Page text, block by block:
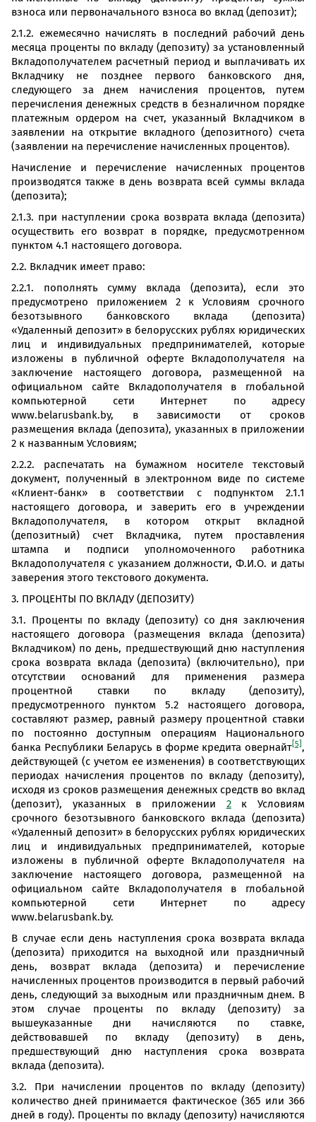
взноса или первоначального взноса во вклад (депозит);
2.1.2. ежемесячно начислять в последний рабочий день
месяца проценты по вкладу (депозиту) за установленный
Вкладополучателем расчетный период и выплачивать их
Вкладчику не позднее первого банковского дня,
следующего за днем начисления процентов, путем
перечисления денежных средств в безналичном порядке
платежным ордером на счет, указанный Вкладчиком в
заявлении на открытие вкладного (депозитного) счета
(заявлении на перечисление начисленных процентов).
Начисление и перечисление начисленных процентов
производятся также в день возврата всей суммы вклада
(депозита);
2.1.3. при наступлении срока возврата вклада (депозита)
осуществить его возврат в порядке, предусмотренном
пунктом 4.1 настоящего договора.
2.2. Вкладчик имеет право:
2.2.1. пополнять сумму вклада (депозита), если это
предусмотрено приложением 2 к Условиям срочного
безотзывного банковского вклада (депозита)
«Удаленный депозит» в белорусских рублях юридических
лиц и индивидуальных предпринимателей, которые
изложены в публичной оферте Вкладополучателя на
заключение настоящего договора, размещенной на
официальном сайте Вкладополучателя в глобальной
компьютерной сети Интернет по адресу
www.belarusbank.by, в зависимости от сроков
размещения вклада (депозита), указанных в приложении
2 к названным Условиям;
2.2.2. распечатать на бумажном носителе текстовый
документ, полученный в электронном виде по системе
«Клиент-банк» в соответствии с подпунктом 2.1.1
настоящего договора, и заверить его в учреждении
Вкладополучателя, в котором открыт вкладной
(депозитный) счет Вкладчика, путем проставления
штампа и подписи уполномоченного работника
Вкладополучателя с указанием должности, Ф.И.О. и даты
заверения этого текстового документа.
3. ПРОЦЕНТЫ ПО ВКЛАДУ (ДЕПОЗИТУ)
3.1. Проценты по вкладу (депозиту) со дня заключения
настоящего договора (размещения вклада (депозита)
Вкладчиком) по день, предшествующий дню наступления
срока возврата вклада (депозита) (включительно), при
отсутствии оснований для применения размера
процентной ставки по вкладу (депозиту),
предусмотренного пунктом 5.2 настоящего договора,
составляют размер, равный размеру процентной ставки
по постоянно доступным операциям Национального
банка Республики Беларусь в форме кредита овернайт [5] ,
действующей (с учетом ее изменения) в соответствующих
периодах начисления процентов по вкладу (депозиту),
исходя из сроков размещения денежных средств во вклад
(депозит), указанных в приложении 2к Условиям
срочного безотзывного банковского вклада (депозита)
«Удаленный депозит» в белорусских рублях юридических
лиц и индивидуальных предпринимателей, которые
изложены в публичной оферте Вкладополучателя на
заключение настоящего договора, размещенной на
официальном сайте Вкладополучателя в глобальной
компьютерной сети Интернет по адресу
www.belarusbank.by.
В случае если день наступления срока возврата вклада
(депозита) приходится на выходной или праздничный
день, возврат вклада (депозита) и перечисление
начисленных процентов производится в первый рабочий
день, следующий за выходным или праздничным днем. В
этом случае проценты по вкладу (депозиту) за
вышеуказанные дни начисляются по ставке,
действовавшей по вкладу (депозиту) в день,
предшествующий дню наступления срока возврата
вклада (депозита).
3.2. При начислении процентов по вкладу (депозиту)
количество дней принимается фактическое (365 или 366
дней в году). Проценты по вкладу (депозиту) начисляются